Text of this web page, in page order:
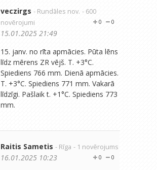
veczirgs - Rundāles nov. - 600
novērojumi
0
0
15.01.2025 21:49
15. janv. no rīta apmācies. Pūta lēns
līdz mērens ZR vējš. T. +3°C.
Spiediens 766 mm. Dienā apmācies.
T. +3°C. Spiediens 771 mm. Vakarā
līdzīgi. Pašlaik t. +1°C. Spiediens 773
mm.
Raitis Sametis - Rīga - 1 novērojums
0
0
16.01.2025 10:23